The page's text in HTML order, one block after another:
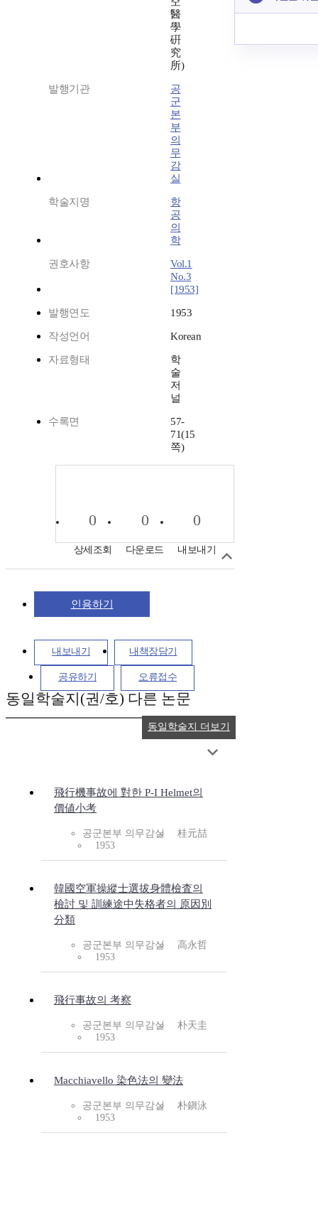
醫
學
硏
究
所)
발행기관
공
군
본
부
의
무
감
실
학술지명
항
공
의
학
권호사항
Vol.1
No.3
[1953]
발행연도 1953
작성언어 Korean
자료형태
학
술
저
널
수록면
57-
71(15
쪽)
0
상세조회
0
다운로드
0
내보내기
인용하기
내보내기 내책장담기
공유하기 오류접수
동일학술지(권/호) 다른 논문
飛行機事故에 對한 P-I Helmet의
價値小考
공군본부 의무감실
桂元喆
1953
韓國空軍操縱士選拔身體檢査의
檢討 및 訓練途中失格者의 原因別
分類
공군본부 의무감실
高永哲
1953
飛行事故의 考察
공군본부 의무감실
朴天圭
1953
Macchiavello 染色法의 變法
공군본부 의무감실
朴鎭泳
1953
동일학술지 더보기